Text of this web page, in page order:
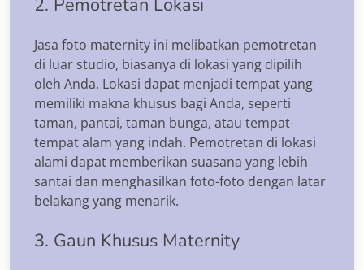
Jasa foto maternity ini melibatkan pemotretan
di luar studio, biasanya di lokasi yang dipilih
oleh Anda. Lokasi dapat menjadi tempat yang
memiliki makna khusus bagi Anda, seperti
taman, pantai, taman bunga, atau tempat-
tempat alam yang indah. Pemotretan di lokasi
alami dapat memberikan suasana yang lebih
santai dan menghasilkan foto-foto dengan latar
belakang yang menarik.
3. Gaun Khusus Maternity